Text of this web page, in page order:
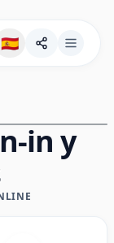
🇪🇸
in y